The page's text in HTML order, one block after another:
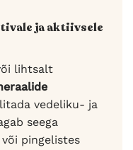
ja aktiivsele
lihtsalt
vedeliku- ja
seega
pingelistes